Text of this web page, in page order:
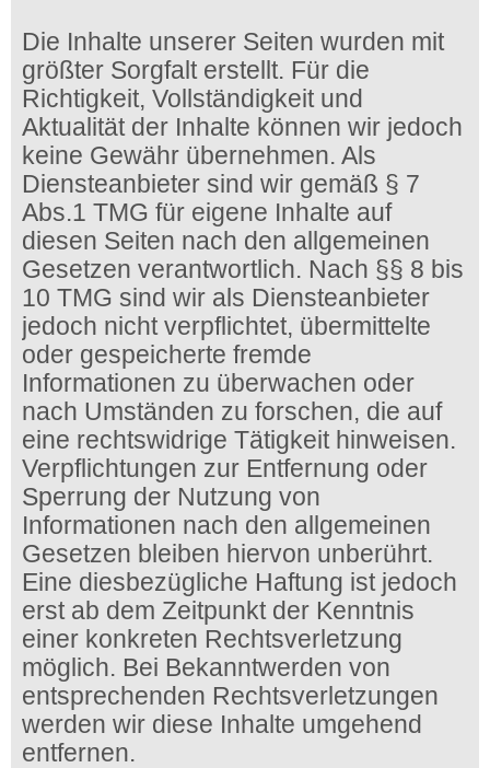
Die Inhalte unserer Seiten wurden mit
größter Sorgfalt erstellt. Für die
Richtigkeit, Vollständigkeit und
Aktualität der Inhalte können wir jedoch
keine Gewähr übernehmen. Als
Diensteanbieter sind wir gemäß § 7
Abs.1 TMG für eigene Inhalte auf
diesen Seiten nach den allgemeinen
Gesetzen verantwortlich. Nach §§ 8 bis
10 TMG sind wir als Diensteanbieter
jedoch nicht verpflichtet, übermittelte
oder gespeicherte fremde
Informationen zu überwachen oder
nach Umständen zu forschen, die auf
eine rechtswidrige Tätigkeit hinweisen.
Verpflichtungen zur Entfernung oder
Sperrung der Nutzung von
Informationen nach den allgemeinen
Gesetzen bleiben hiervon unberührt.
Eine diesbezügliche Haftung ist jedoch
erst ab dem Zeitpunkt der Kenntnis
einer konkreten Rechtsverletzung
möglich. Bei Bekanntwerden von
entsprechenden Rechtsverletzungen
werden wir diese Inhalte umgehend
entfernen.